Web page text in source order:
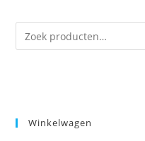
Winkelwagen